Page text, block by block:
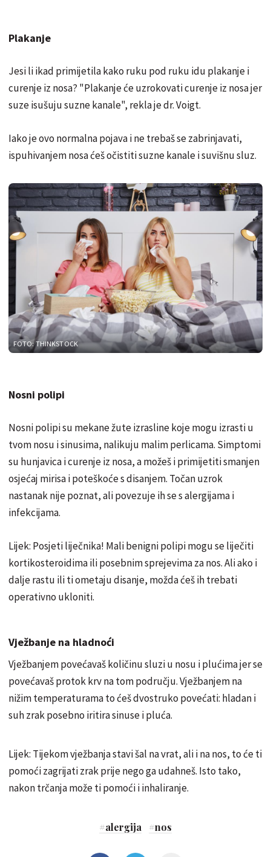
Plakanje
Jesi li ikad primijetila kako ruku pod ruku idu plakanje i
curenje iz nosa? "Plakanje će uzrokovati curenje iz nosa jer
suze isušuju suzne kanale", rekla je dr. Voigt.
Iako je ovo normalna pojava i ne trebaš se zabrinjavati,
ispuhivanjem nosa ćeš očistiti suzne kanale i suvišnu sluz.
FOTO: THINKSTOCK
Nosni polipi
Nosni polipi su mekane žute izrasline koje mogu izrasti u
tvom nosu i sinusima, nalikuju malim perlicama. Simptomi
su hunjavica i curenje iz nosa, a možeš i primijetiti smanjen
osjećaj mirisa i poteškoće s disanjem. Točan uzrok
nastanak nije poznat, ali povezuje ih se s alergijama i
infekcijama.
Lijek: Posjeti liječnika! Mali benigni polipi mogu se liječiti
kortikosteroidima ili posebnim sprejevima za nos. Ali ako i
dalje rastu ili ti ometaju disanje, možda ćeš ih trebati
operativno ukloniti.
Vježbanje na hladnoći
Vježbanjem povećavaš količinu sluzi u nosu i plućima jer se
povećavaš protok krv na tom području. Vježbanjem na
nižim temperaturama to ćeš dvostruko povećati: hladan i
suh zrak posebno iritira sinuse i pluća.
Lijek: Tijekom vježbanja stavi šal na vrat, ali i na nos, to će ti
pomoći zagrijati zrak prije nego ga udahneš. Isto tako,
nakon trčanja može ti pomoći i inhaliranje.
#alergija #nos